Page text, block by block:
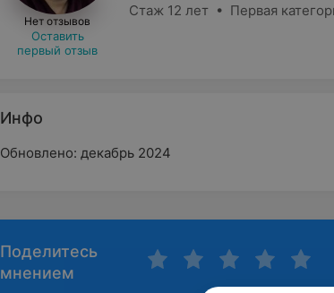
Нет отзывов
Оставить
первый отзыв
Стаж 12 лет • Первая
Инфо
Обновлено: декабрь 2024
Поделитесь
мнением